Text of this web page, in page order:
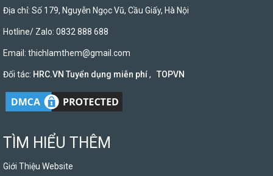
Địa chỉ: Số 179, Nguyễn Ngọc Vũ, Cầu Giấy, Hà Nội
Hotline/ Zalo: 0832 888 688
Email: thichlamthem@gmail.com
Đối tác: HRC.VN Tuyển dụng miễn phí, TOPVN
TÌM HIỂU THÊM
Giới Thiệu Website